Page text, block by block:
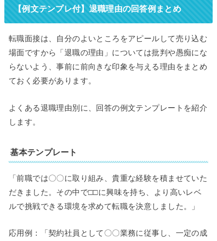
【例文テンプレ付】退職理由の回答例まとめ
転職面接は、自分のよいところをアピールして売り込む
場面ですから「退職の理由」については批判や愚痴にな
らないよう、事前に前向きな印象を与える理由をまとめ
ておく必要があります。
よくある退職理由別に、回答の例文テンプレートを紹介
します。
基本テンプレート
「前職では〇〇に取り組み、貴重な経験を積ませていた
だきました。その中で□□に興味を持ち、より高いレベ
ルで挑戦できる環境を求めて転職を決意しました。」
応用例：「契約社員として〇〇業務に従事し、一定の成